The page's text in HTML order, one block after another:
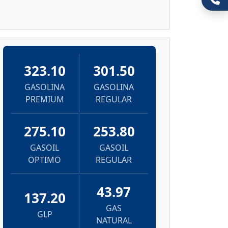
323.10
GASOLINA
PREMIUM
301.50
GASOLINA
REGULAR
275.10
GASOIL
OPTIMO
253.80
GASOIL
REGULAR
137.20
GLP
43.97
GAS
NATURAL